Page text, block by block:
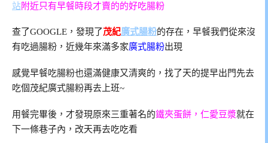
站附近只有早餐時段才賣的的好吃腸粉
查了GOOGLE，發現了茂紀廣式腸粉的存在，早餐我們從來沒
有吃過腸粉，近幾年來滿多家廣式腸粉出現
感覺早餐吃腸粉也還滿健康又清爽的，找了天的提早出門先去
吃個茂紀廣式腸粉再去上班~
用餐完畢後，才發現原來三重著名的鐵夾蛋餅，仁愛豆漿就在
下一條巷子內，改天再去吃吃看